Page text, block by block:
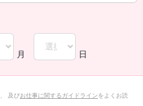
月 日
、 及びお仕事に関するガイドラインをよくお読